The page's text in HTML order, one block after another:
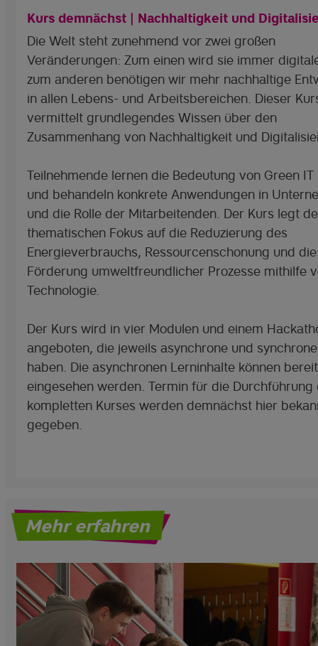
Kurs demnächst | Nachhaltigkeit und
Die Welt steht zunehmend vor zwei großen
Veränderungen: Zum einen wird sie immer
zum anderen benötigen wir mehr nachhaltige
in allen Lebens- und Arbeitsbereichen. Dieser
vermittelt grundlegendes Wissen über den
Zusammenhang von Nachhaltigkeit und
Teilnehmende lernen die Bedeutung von Green IT
und behandeln konkrete Anwendungen in
und die Rolle der Mitarbeitenden. Der Kurs legt
thematischen Fokus auf die Reduzierung des
Energieverbrauchs, Ressourcenschonung und die
Förderung umweltfreundlicher Prozesse mithilfe
Technologie.
Der Kurs wird in vier Modulen und einem
angeboten, die jeweils asynchrone und
haben. Die asynchronen Lerninhalte können
eingesehen werden. Termin für die Durchführung
kompletten Kurses werden demnächst hier
gegeben.
Mehr erfahren